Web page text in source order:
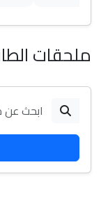
ملحقات